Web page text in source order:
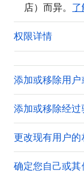
店）而异。
权限详情
添加或移除用
添加或移除经
更改现有用户的
确定您自己或